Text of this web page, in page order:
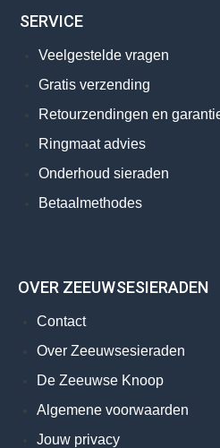
SERVICE
Veelgestelde vragen
Gratis verzending
Retourzendingen en
Ringmaat advies
Onderhoud sieraden
Betaalmethodes
OVER ZEEUWSESIERADEN
Contact
Over Zeeuwsesieraden
De Zeeuwse Knoop
Algemene voorwaarden
Jouw privacy